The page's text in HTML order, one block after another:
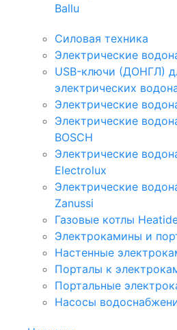
Ballu
Силовая техника
Электрические
USB-ключи (ДОНГЛ)
электрических
Электрические
Электрические
BOSCH
Электрические
Electrolux
Электрические
Zanussi
Газовые котлы
Электрокамины и
Настенные
Порталы к
Портальные
Насосы